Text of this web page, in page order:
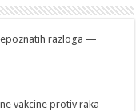
razloga —
vakcine protiv raka